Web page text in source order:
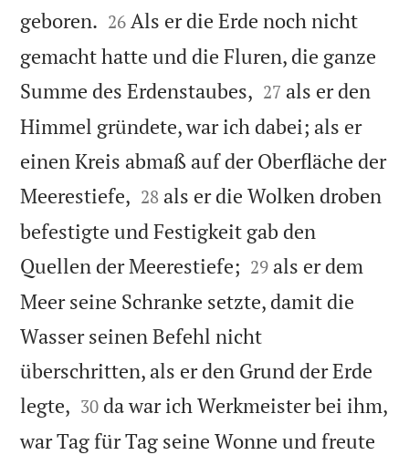
geboren. 

26 Als er die Erde noch nicht
gemacht hatte und die Fluren, die ganze
Summe des Erdenstaubes, 

27 als er den
Himmel gründete, war ich dabei; als er
einen Kreis abmaß auf der Oberfläche der
Meerestiefe, 

28 als er die Wolken droben
befestigte und Festigkeit gab den
Quellen der Meerestiefe; 

29 als er dem
Meer seine Schranke setzte, damit die
Wasser seinen Befehl nicht
überschritten, als er den Grund der Erde
legte, 

30 da war ich Werkmeister bei ihm,
war Tag für Tag seine Wonne und freute